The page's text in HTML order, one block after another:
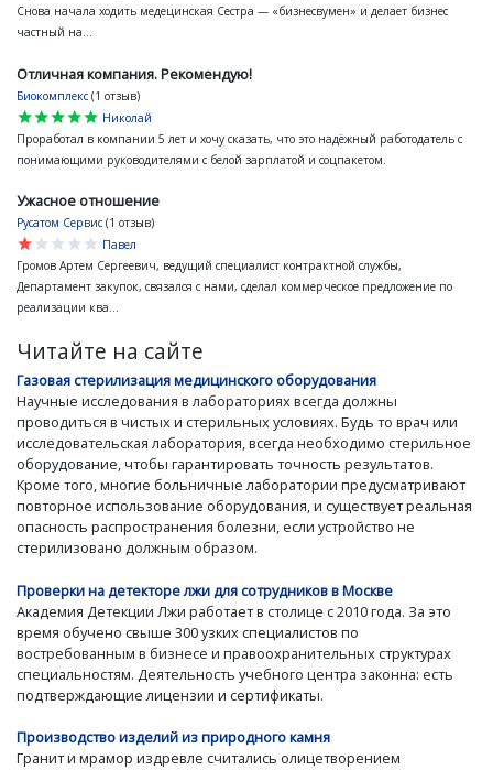
Снова начала ходить медецинская Сестра — «бизнесвумен» и делает бизнес
частный на...
Отличная компания. Рекомендую!
Биокомплекс (1 отзыв)
star
star
star
star
star
Николай
Проработал в компании 5 лет и хочу сказать, что это надёжный работодатель с
понимающими руководителями с белой зарплатой и соцпакетом.
Ужасное отношение
Русатом Сервис (1 отзыв)
star
star
star
star
star
Павел
Громов Артем Сергеевич, ведущий специалист контрактной службы,
Департамент закупок, связался с нами, сделал коммерческое предложение по
реализации ква...
Читайте на сайте
Газовая стерилизация медицинского оборудования
Научные исследования в лабораториях всегда должны
проводиться в чистых и стерильных условиях. Будь то врач или
исследовательская лаборатория, всегда необходимо стерильное
оборудование, чтобы гарантировать точность результатов.
Кроме того, многие больничные лаборатории предусматривают
повторное использование оборудования, и существует реальная
опасность распространения болезни, если устройство не
стерилизовано должным образом.
Проверки на детекторе лжи для сотрудников в Москве
Академия Детекции Лжи работает в столице с 2010 года. За это
время обучено свыше 300 узких специалистов по
востребованным в бизнесе и правоохранительных структурах
специальностям. Деятельность учебного центра законна: есть
подтверждающие лицензии и сертификаты.
Производство изделий из природного камня
Гранит и мрамор издревле считались олицетворением